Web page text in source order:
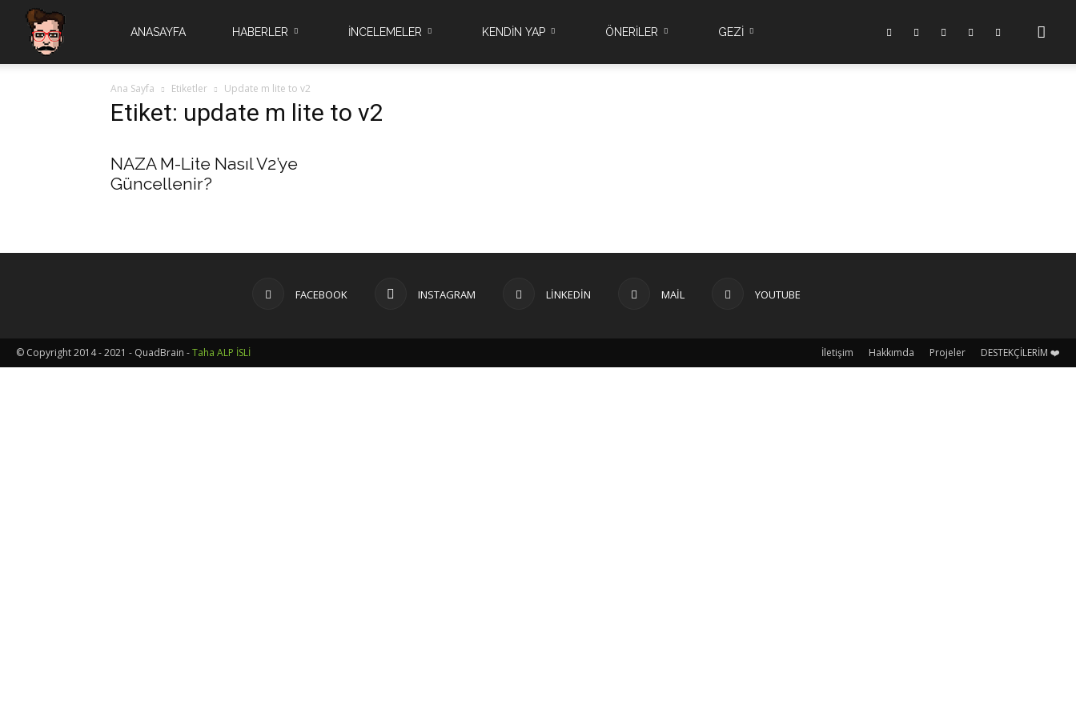
ANASAYFA HABERLER İNCELEMELER KENDİN YAP ÖNERİLER GEZİ
Ana Sayfa Etiketler Update m lite to v2
Etiket: update m lite to v2
NAZA M-Lite Nasıl V2’ye
Güncellenir?
FACEBOOK INSTAGRAM LINKEDIN MAIL YOUTUBE
İletişim Hakkımda Projeler DESTEKÇİLERİM ❤️
© Copyright 2014 - 2021 - QuadBrain -Taha ALP İSLİ